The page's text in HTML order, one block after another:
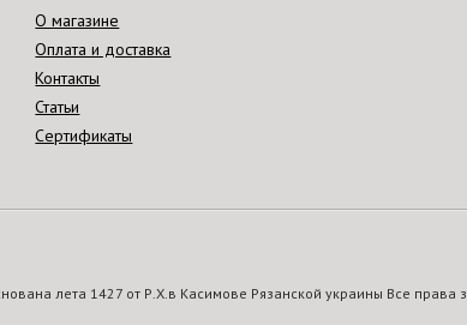
О магазине
Оплата и доставка
Контакты
Статьи
Сертификаты
лета 1427 от Р.Х.в Касимове Рязанской украины Все